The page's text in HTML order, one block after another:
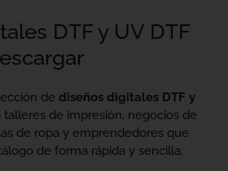
DTF y UV DTF
de diseños digitales DTF y
talleres de impresión, negocios de
de ropa y emprendedores que
de forma rápida y sencilla.